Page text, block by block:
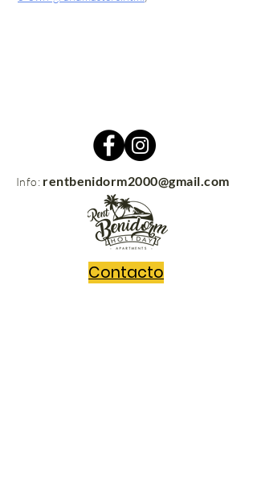
Info: rentbenidorm2000@gmail.com
Contacto